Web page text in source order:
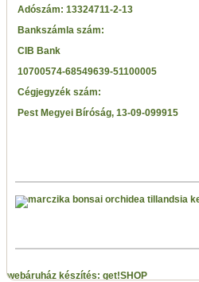
Adószám: 13324711-2-13
Bankszámla szám:
CIB Bank
10700574-68549639-51100005
Cégjegyzék szám:
Pest Megyei Bíróság, 13-09-099915
webáruház készítés: get!SHOP